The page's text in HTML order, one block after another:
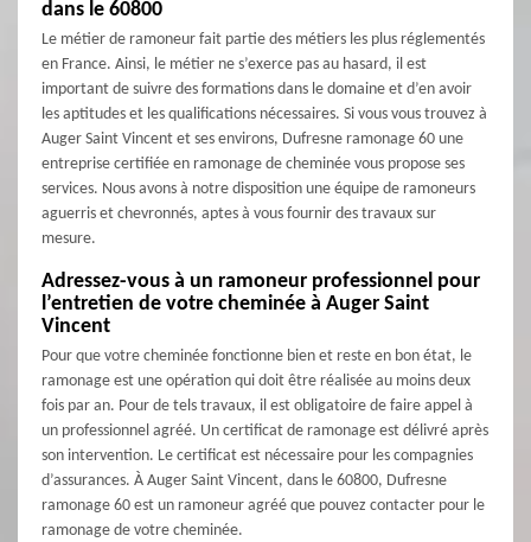
dans le 60800
Le métier de ramoneur fait partie des métiers les plus réglementés
en France. Ainsi, le métier ne s’exerce pas au hasard, il est
important de suivre des formations dans le domaine et d’en avoir
les aptitudes et les qualifications nécessaires. Si vous vous trouvez à
Auger Saint Vincent et ses environs, Dufresne ramonage 60 une
entreprise certifiée en ramonage de cheminée vous propose ses
services. Nous avons à notre disposition une équipe de ramoneurs
aguerris et chevronnés, aptes à vous fournir des travaux sur
mesure.
Adressez-vous à un ramoneur professionnel pour
l’entretien de votre cheminée à Auger Saint
Vincent
Pour que votre cheminée fonctionne bien et reste en bon état, le
ramonage est une opération qui doit être réalisée au moins deux
fois par an. Pour de tels travaux, il est obligatoire de faire appel à
un professionnel agréé. Un certificat de ramonage est délivré après
son intervention. Le certificat est nécessaire pour les compagnies
d’assurances. À Auger Saint Vincent, dans le 60800, Dufresne
ramonage 60 est un ramoneur agréé que pouvez contacter pour le
ramonage de votre cheminée.